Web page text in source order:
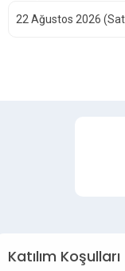
Katılım Koşulları